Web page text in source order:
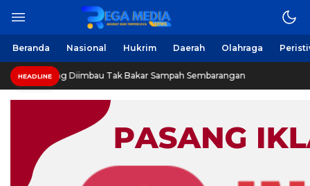
Beranda Nasional Hukrim Daerah Olahraga
HEADLINE
Diimbau Tak Bakar Sampah Sembarangan